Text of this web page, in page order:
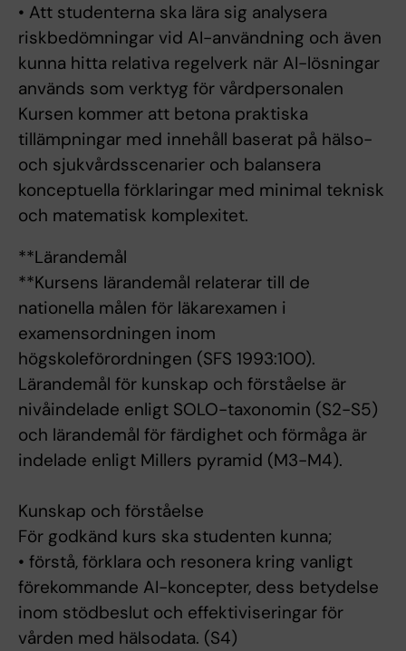
• Att studenterna ska lära sig analysera
riskbedömningar vid AI-användning och även
kunna hitta relativa regelverk när AI-lösningar
används som verktyg för vårdpersonalen
Kursen kommer att betona praktiska
tillämpningar med innehåll baserat på hälso-
och sjukvårdsscenarier och balansera
konceptuella förklaringar med minimal teknisk
och matematisk komplexitet.
**Lärandemål
**Kursens lärandemål relaterar till de
nationella målen för läkarexamen i
examensordningen inom
högskoleförordningen (SFS 1993:100).
Lärandemål för kunskap och förståelse är
nivåindelade enligt SOLO-taxonomin (S2-S5)
och lärandemål för färdighet och förmåga är
indelade enligt Millers pyramid (M3-M4).
Kunskap och förståelse
För godkänd kurs ska studenten kunna;
• förstå, förklara och resonera kring vanligt
förekommande AI-koncepter, dess betydelse
inom stödbeslut och effektiviseringar för
vården med hälsodata. (S4)